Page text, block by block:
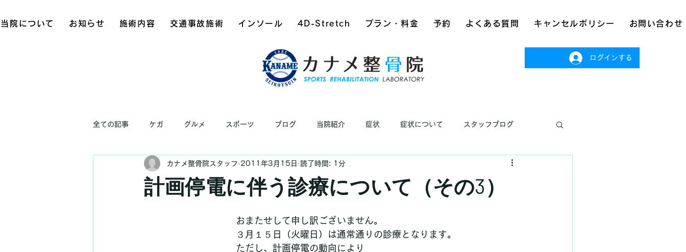
当院について お知らせ 施術内容 交通事故施術 インソール 4D-Stretch プラン・料金 予約 よくある質問 キャンセルポリシー お問い合わせ
ログインする
全ての記事 ケガ グルメ スポーツ ブログ 当院紹介 症状 症状について スタッフブログ
計画停電に伴う診療について（その3）
カナメ整骨院スタッフ 2011年3月15日 読了時間: 1分
おまたせして申し訳ございません。
３月１５日（火曜日）は通常通りの診療となります。
ただし、計画停電の動向により